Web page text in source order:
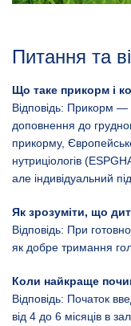
Питання та
Що таке прикорм і
Відповідь: Прикорм —
доповнення до
прикорму,
нутриціологів
але індивідуальний
Як зрозуміти, що
Відповідь: При
як добре тримання
Коли найкраще
Відповідь: Початок
від 4 до 6 місяців в